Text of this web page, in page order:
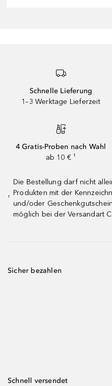
Schnelle Lieferung
1–3 Werktage Lieferzeit
4 Gratis-Proben nach Wahl
ab 10 € ¹
¹
Die Bestellung darf nicht
Produkten mit der
und/oder
möglich bei der Versandart
Sicher bezahlen
Schnell versendet